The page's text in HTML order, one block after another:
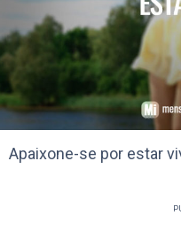
Apaixone-se por estar